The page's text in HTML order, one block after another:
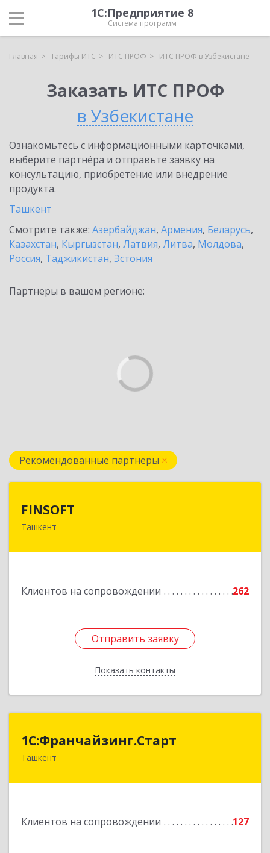
1С:Предприятие 8
Система программ
Главная Тарифы ИТС ИТС ПРОФ ИТС ПРОФ в Узбекистане
Заказать ИТС ПРОФ
в Узбекистане
Ознакомьтесь с информационными карточками,
выберите партнёра и отправьте заявку на
консультацию, приобретение или внедрение
продукта.
Ташкент
Смотрите также: Азербайджан, Армения, Беларусь,
Казахстан, Кыргызстан, Латвия, Литва, Молдова,
Россия, Таджикистан, Эстония
Партнеры в вашем регионе:
Рекомендованные партнеры
FINSOFT
Ташкент
Клиентов на сопровождении 262
Отправить заявку
Показать контакты
Узбекистан г.Ташкент ул. Оромбаш, дом № 69
Отправить заявку
Назад
1С:Франчайзинг.Старт
Ташкент
Клиентов на сопровождении 127
1С:Франчайзинг.Старт
Узбекистан, г.Ташкент, Шахантахурский район,